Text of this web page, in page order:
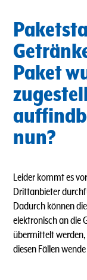
Paket
nun?
Leider kommt es
Drittanbieter
Dadurch können
elektronisch an die
übermittelt
diesen Fällen